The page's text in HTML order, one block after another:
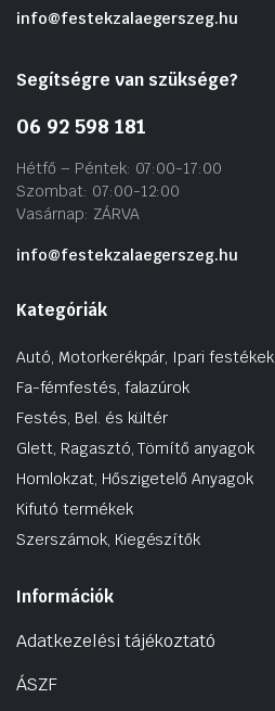
info@festekzalaegerszeg.hu
Segítségre van szüksége?
06 92 598 181
Hétfő – Péntek: 07:00-17:00
Szombat: 07:00-12:00
Vasárnap: ZÁRVA
info@festekzalaegerszeg.hu
Kategóriák
Autó, Motorkerékpár, Ipari festékek
Fa-fémfestés, falazúrok
Festés, Bel. és kültér
Glett, Ragasztó, Tömítő anyagok
Homlokzat, Hőszigetelő Anyagok
Kifutó termékek
Szerszámok, Kiegészítők
Információk
Adatkezelési tájékoztató
ÁSZF